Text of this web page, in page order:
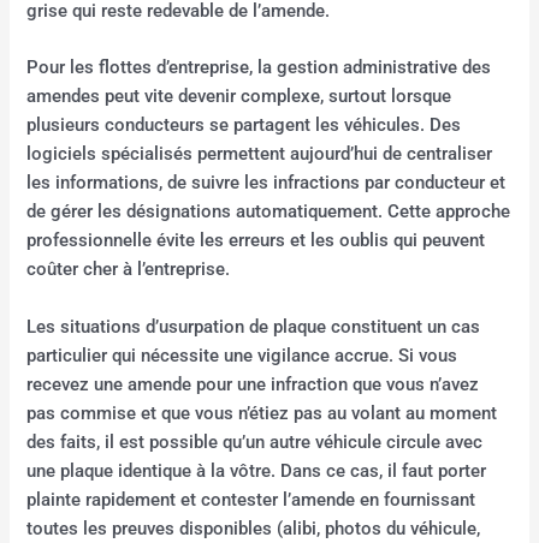
grise qui reste redevable de l’amende.
Pour les flottes d’entreprise, la gestion administrative des
amendes peut vite devenir complexe, surtout lorsque
plusieurs conducteurs se partagent les véhicules. Des
logiciels spécialisés permettent aujourd’hui de centraliser
les informations, de suivre les infractions par conducteur et
de gérer les désignations automatiquement. Cette approche
professionnelle évite les erreurs et les oublis qui peuvent
coûter cher à l’entreprise.
Les situations d’usurpation de plaque constituent un cas
particulier qui nécessite une vigilance accrue. Si vous
recevez une amende pour une infraction que vous n’avez
pas commise et que vous n’étiez pas au volant au moment
des faits, il est possible qu’un autre véhicule circule avec
une plaque identique à la vôtre. Dans ce cas, il faut porter
plainte rapidement et contester l’amende en fournissant
toutes les preuves disponibles (alibi, photos du véhicule,